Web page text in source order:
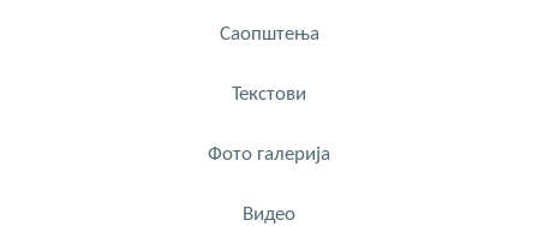
Саопштења
Текстови
Фото галерија
Видео